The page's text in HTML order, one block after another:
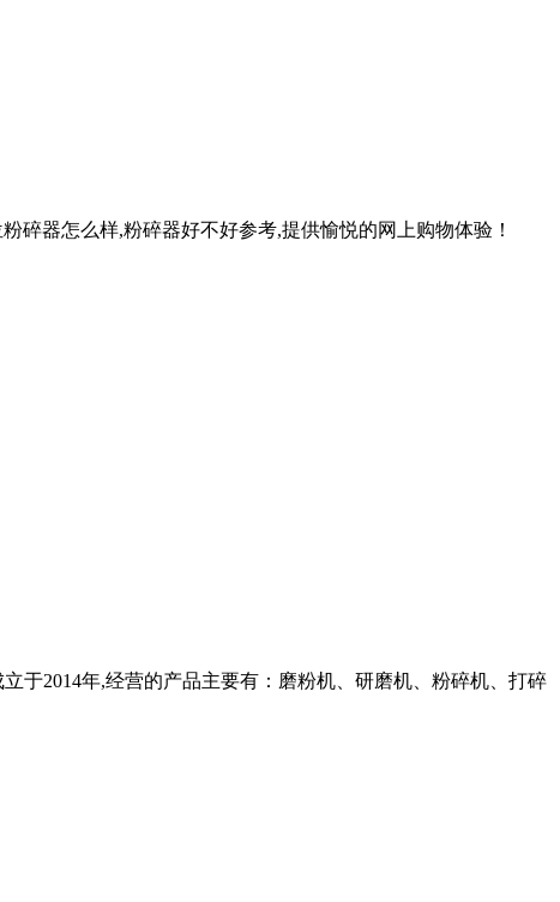
碎器怎么样,粉碎器好不好参考,提供愉悦的网上购物体验！
于2014年,经营的产品主要有：磨粉机、研磨机、粉碎机、打碎